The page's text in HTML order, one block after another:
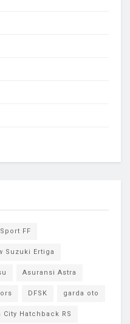
FF
Suzuki Ertiga
Asuransi Astra
DFSK garda oto
City Hatchback RS